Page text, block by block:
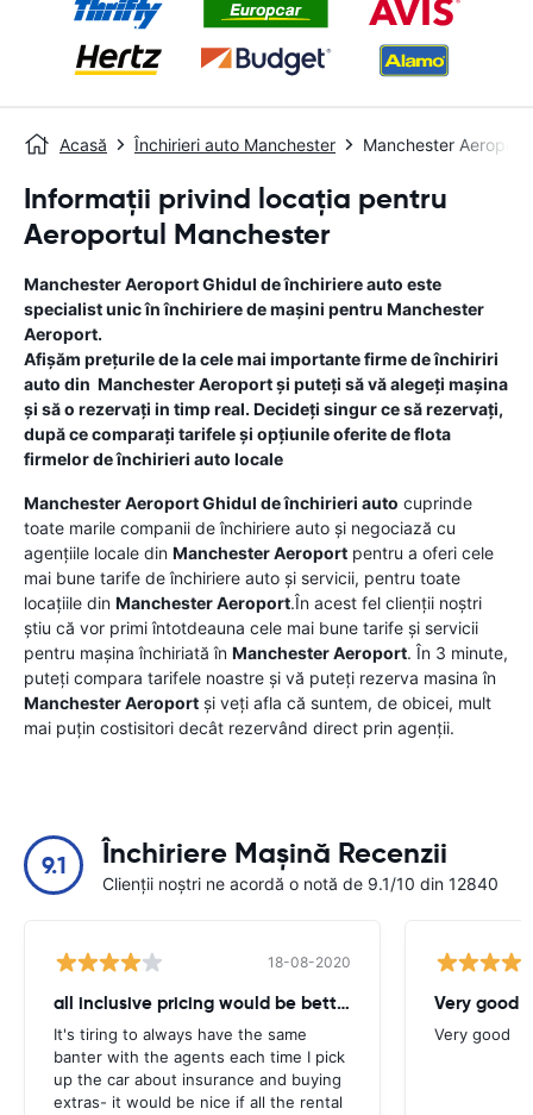
Acasă Închirieri auto Manchester Manchester Aeroport
Informații privind locația pentru
Aeroportul Manchester
Manchester AeroportGhidul de închiriere auto este
specialist unic în închiriere de mașini pentru Manchester
Aeroport.
Afișăm prețurile de la cele mai importante firme de închiriri
auto din Manchester Aeroportși puteți să vă alegeți mașina
și să o rezervați in timp real. Decideți singur ce să rezervați,
după ce comparați tarifele și opțiunile oferite de flota
firmelor de închirieri auto locale
Manchester AeroportGhidul de închirieri auto cuprinde
toate marile companii de închiriere auto și negociază cu
agențiile locale din Manchester Aeroport pentru a oferi cele
mai bune tarife de închiriere auto și servicii, pentru toate
locațiile din Manchester Aeroport.În acest fel clienții noștri
știu că vor primi întotdeauna cele mai bune tarife și servicii
pentru mașina închiriată în Manchester Aeroport. În 3 minute,
puteți compara tarifele noastre și vă puteți rezerva masina în
Manchester Aeroport și veți afla că suntem, de obicei, mult
mai puțin costisitori decât rezervând direct prin agenții.
9.1 Închiriere Mașină Recenzii
Clienții noștri ne acordă o notă de 9.1/10 din 12840
18-08-2020
all inclusive pricing would be better
It's tiring to always have the same
banter with the agents each time I pick
up the car about insurance and buying
extras- it would be nice if all the rental
Very good
Very good